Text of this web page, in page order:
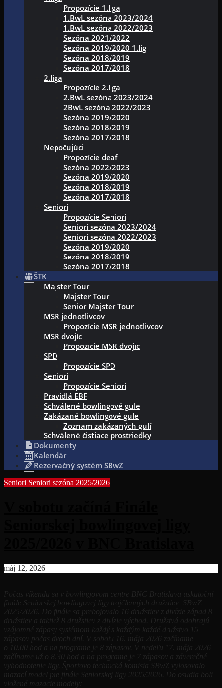
Propozície 1.liga
1.BwL sezóna 2023/2024
1.BwL sezóna 2022/2023
Sezóna 2021/2022
Sezóna 2019/2020 1.lig
Sezóna 2018/2019
Sezóna 2017/2018
2.liga
Propozície 2.liga
2.BwL sezóna 2023/2024
2BwL sezóna 2022/2023
Sezóna 2019/2020
Sezóna 2018/2019
Sezóna 2017/2018
Nepočujúci
Propozície deaf
Sezóna 2022/2023
Sezóna 2019/2020
Sezóna 2018/2019
Sezóna 2017/2018
Seniori
Propozície Seniori
Seniori sezóna 2023/2024
Seniori sezóna 2022/2023
Sezóna 2019/2020
Sezóna 2018/2019
Sezóna 2017/2018
ŠTK
Majster Tour
Majster Tour
Senior Majster Tour
MSR jednotlivcov
Propozície MSR jednotlivcov
MSR dvojíc
Propozície MSR dvojíc
SPD
Propozície SPD
Seniori
Propozície Seniori
Pravidlá EBF
Schválené bowlingové gule
Zakázané bowlingové gule
Zoznam zakázaných gulí
Schválené čistiace prostriedky
Dokumenty
Kalendár
Rezervačný systém SBwZ
Seniori Seniori sezóna 2025/2026
máj 12, 2026
Počas víkendu sa v bowlingovom centre BNC Bratislava uskutoční
finále Seniorskej bowlingovej ligy trojčlenných družstiev SBwZ
2025/2026. Do finále sa prebojovalo 16 družstiev z divízie západ 8
družstiev a taktiež 8 družstiev z divízie východ. Družstvá odohrajú
vzájomné zápasy systémom každý s každým každé družstvo 15
zápasov počas dvoch dní. V sobotu 16. mája 2026 začíname
o 10.00 hod a na programe je 8 zápasov. V nedeľu 17. mája 2026
začíname už o 8:30 hod a na programe je 7 zápasov a záverečné
vyhodnotenie ligy. Športovo technická komisia SBwZ vylosovalo
mazací model pre finále Seniorskej ligy 2025/2026. Do osudia boli
vložené mazacie modely: